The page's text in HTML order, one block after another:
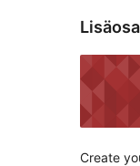
Create